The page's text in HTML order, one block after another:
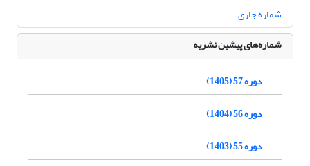
شماره جاری
شماره‌های پیشین نشریه
دوره 57 (1405)
دوره 56 (1404)
دوره 55 (1403)